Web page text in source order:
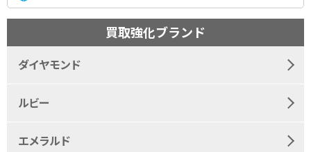
買取強化ブランド
ダイヤモンド
ルビー
エメラルド